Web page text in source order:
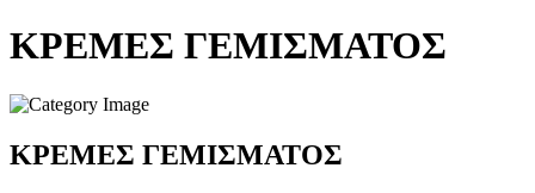
ΚΡΕΜΕΣ ΓΕΜΙΣΜΑΤΟΣ
ΚΡΕΜΕΣ ΓΕΜΙΣΜΑΤΟΣ